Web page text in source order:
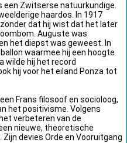
een Zwitserse natuurkundige.
haardos. In 1917
dat hij wist dat het later
Auguste was
het diepst was geweest. In
waarmee hij een hoogte
wilde hij het record
hij voor het eiland Ponza tot
Frans filosoof en socioloog,
het positivisme. Volgens
verbeteren van de
nieuwe, theoretische
devies Orde en Vooruitgang